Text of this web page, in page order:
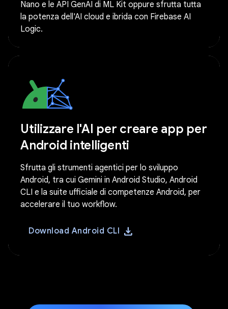
Nano e le API GenAI di ML Kit oppure sfrutta tutta
la potenza dell'AI cloud e ibrida con Firebase AI
Logic.
Utilizzare l'AI per creare app per
Android intelligenti
Sfrutta gli strumenti agentici per lo sviluppo
Android, tra cui Gemini in Android Studio, Android
CLI e la suite ufficiale di competenze Android, per
accelerare il tuo workflow.
Download Android CLI download